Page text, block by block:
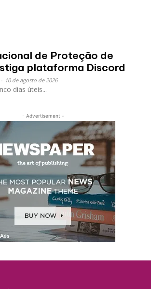
de Proteção de
plataforma Discord
10 de agosto de 2026
dias úteis...
- Advertisement -